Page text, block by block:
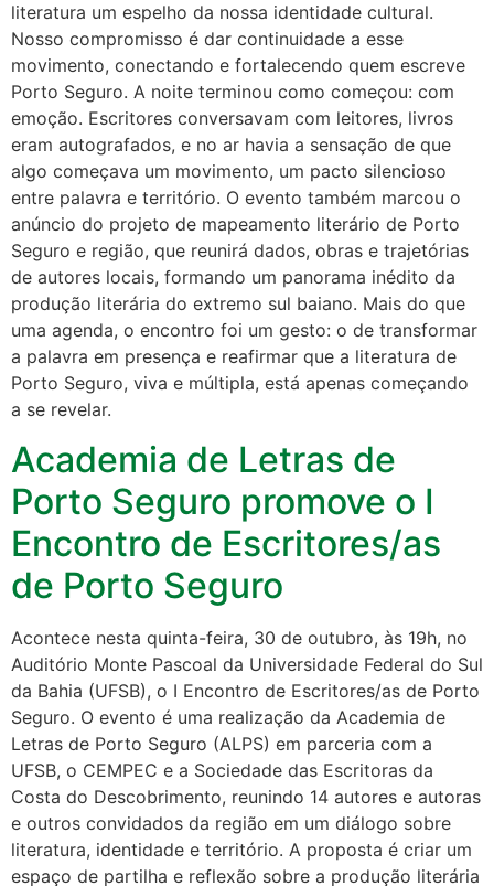
literatura um espelho da nossa identidade cultural.
Nosso compromisso é dar continuidade a esse
movimento, conectando e fortalecendo quem escreve
Porto Seguro. A noite terminou como começou: com
emoção. Escritores conversavam com leitores, livros
eram autografados, e no ar havia a sensação de que
algo começava um movimento, um pacto silencioso
entre palavra e território. O evento também marcou o
anúncio do projeto de mapeamento literário de Porto
Seguro e região, que reunirá dados, obras e trajetórias
de autores locais, formando um panorama inédito da
produção literária do extremo sul baiano. Mais do que
uma agenda, o encontro foi um gesto: o de transformar
a palavra em presença e reafirmar que a literatura de
Porto Seguro, viva e múltipla, está apenas começando
a se revelar.
Academia de Letras de
Porto Seguro promove o I
Encontro de Escritores/as
de Porto Seguro
Acontece nesta quinta-feira, 30 de outubro, às 19h, no
Auditório Monte Pascoal da Universidade Federal do Sul
da Bahia (UFSB), o I Encontro de Escritores/as de Porto
Seguro. O evento é uma realização da Academia de
Letras de Porto Seguro (ALPS) em parceria com a
UFSB, o CEMPEC e a Sociedade das Escritoras da
Costa do Descobrimento, reunindo 14 autores e autoras
e outros convidados da região em um diálogo sobre
literatura, identidade e território. A proposta é criar um
espaço de partilha e reflexão sobre a produção literária